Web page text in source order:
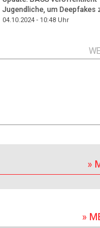
Jugendliche, um Deepfakes
04.10.2024 - 10:48Uhr
»
»